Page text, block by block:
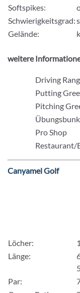
Softspikes:
Schwierigkeitsgrad:
Gelände:
weitere
Driving
Putting
Pitching
Pro Shop
Restaurant/
Canyamel Golf
Löcher:
Länge:
Par: